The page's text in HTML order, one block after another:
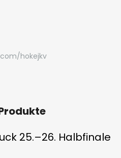
hokejkv
25.–26. Halbfinale
beträgt 5 von 5 Sternen.